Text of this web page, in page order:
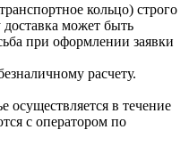
кольцо) строго
может быть
при оформлении заявки
расчету.
осуществляется в течение
с оператором по